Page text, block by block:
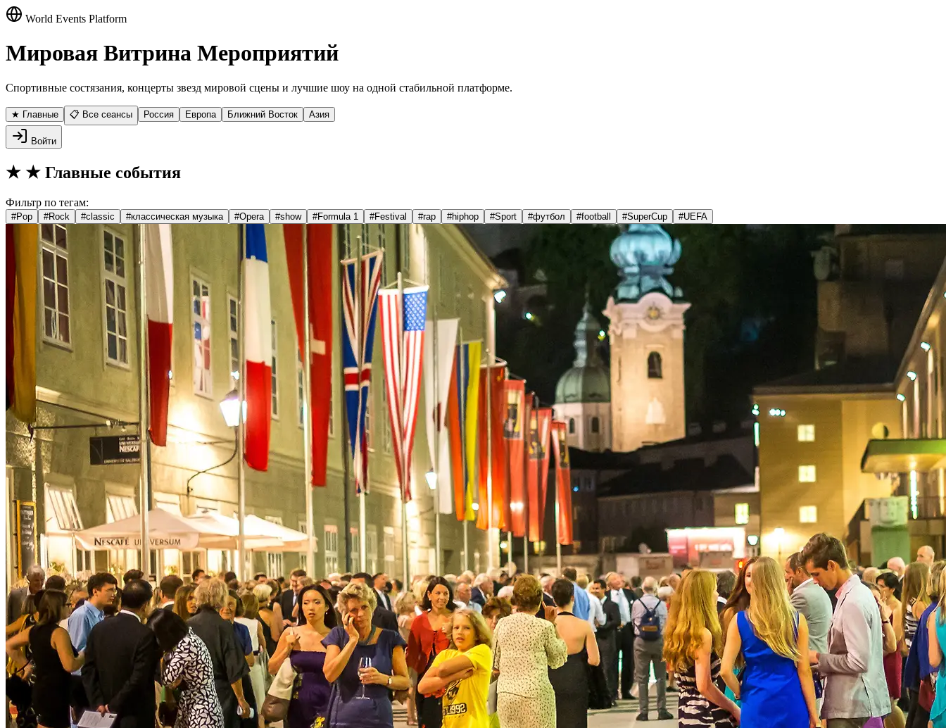
World Events Platform
Мировая Витрина Мероприятий
Спортивные состязания, концерты звезд мировой сцены и лучшие шоу на одной стабильной платформе.
★ Главные 📋 Все сеансы Россия Европа Ближний Восток Азия
Войти
★ ★ Главные события
Фильтр по тегам:
#Pop #Rock #classic #классическая музыка #Opera #show #Formula 1 #Festival #rap #hiphop #Sport #футбол #football #SuperCup #UEFA